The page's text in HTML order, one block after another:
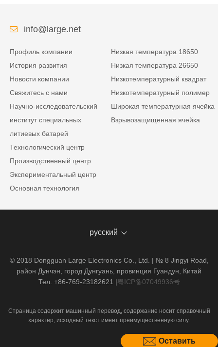
Оставить
info@large.net
Профиль компании
История развития
Новости компании
Свяжитесь с нами
Научно-исследовательский
институт специальных
литиевых батарей
Технологический центр
Производственный центр
Экспериментальный центр
Основная технология
Низкая температура 18650
Низкая температура 26650
Низкотемпературный квадрат
Низкотемпературный полимер
Широкая температурная ячейка
Взрывозащищенная ячейка
русский
© 2018 Dongguan Large Electronics Co., Ltd. | № 8 Jingyi Road,
район Дунчэн, город Дунгуань, провинция Гуандун, Китай
Тел. +86-769-23182621 |粤ICP备07049936号
Страница содержит машинный перевод, содержание носит справочный
характер, исходный текст имеет преимущественную силу.